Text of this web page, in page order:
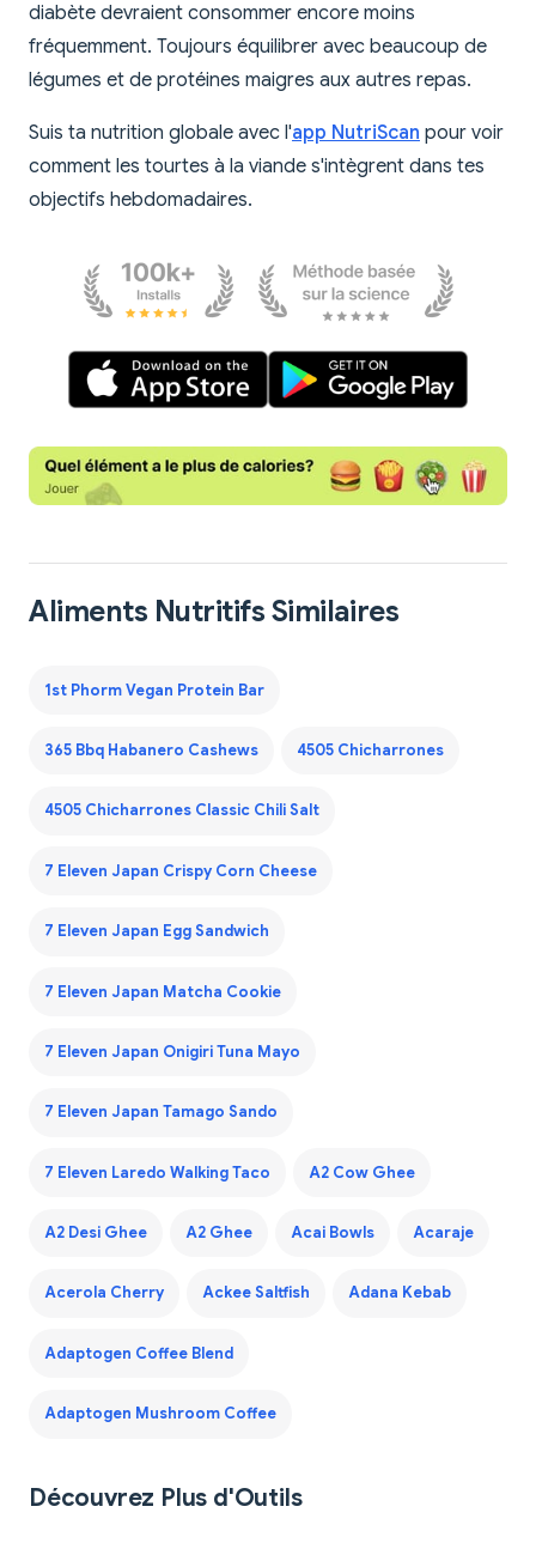
diabète devraient consommer encore moins
fréquemment. Toujours équilibrer avec beaucoup de
légumes et de protéines maigres aux autres repas.
Suis ta nutrition globale avec l'app NutriScan pour voir
comment les tourtes à la viande s'intègrent dans tes
objectifs hebdomadaires.
Aliments Nutritifs Similaires
1st Phorm Vegan Protein Bar
365 Bbq Habanero Cashews 4505 Chicharrones
4505 Chicharrones Classic Chili Salt
7 Eleven Japan Crispy Corn Cheese
7 Eleven Japan Egg Sandwich
7 Eleven Japan Matcha Cookie
7 Eleven Japan Onigiri Tuna Mayo
7 Eleven Japan Tamago Sando
7 Eleven Laredo Walking Taco A2 Cow Ghee
A2 Desi Ghee A2 Ghee Acai Bowls Acaraje
Acerola Cherry Ackee Saltfish Adana Kebab
Adaptogen Coffee Blend
Adaptogen Mushroom Coffee
Découvrez Plus d'Outils